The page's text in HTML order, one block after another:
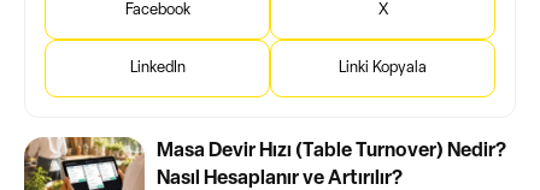
Facebook X
LinkedIn Linki Kopyala
Masa Devir Hızı (Table Turnover) Nedir?
Nasıl Hesaplanır ve Artırılır?